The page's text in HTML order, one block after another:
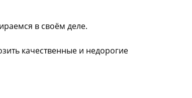
в своём деле.
качественные и недорогие